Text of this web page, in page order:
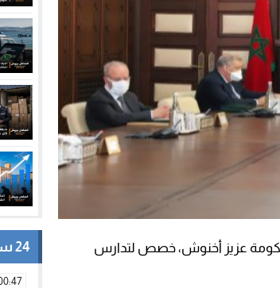
عزيز أخنوش، خصص لتدارس
24 ساعة